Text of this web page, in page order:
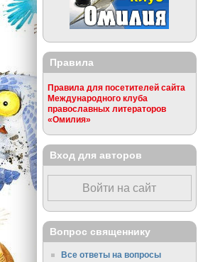
Правила
Правила для посетителей сайта
Международного клуба
православных литераторов
«Омилия»
Вход для авторов
Войти на сайт
Вопрос священнику
Все ответы на вопросы